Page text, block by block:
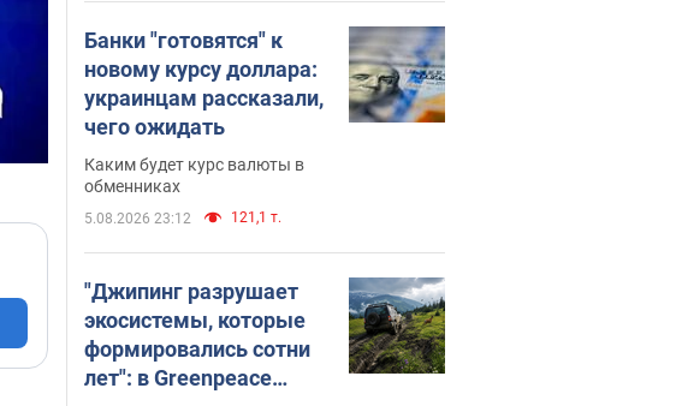
Банки "готовятся" к
новому курсу доллара:
украинцам рассказали,
чего ожидать
Каким будет курс валюты в
обменниках
5.08.2026 23:12 121,1 т.
"Джипинг разрушает
экосистемы, которые
формировались сотни
лет": в Greenpeace